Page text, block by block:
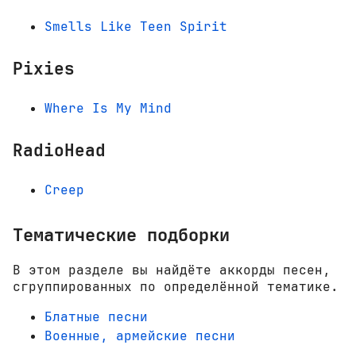
Smells Like Teen Spirit
Pixies
Where Is My Mind
RadioHead
Creep
Тематические подборки
В этом разделе вы найдёте аккорды песен,
сгруппированных по определённой тематике.
Блатные песни
Военные, армейские песни